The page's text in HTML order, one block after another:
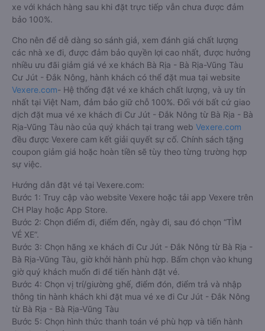
xe với khách hàng sau khi đặt trực tiếp vẫn chưa được đảm
bảo 100%.
Cho nên để dễ dàng so sánh giá, xem đánh giá chất lượng
các nhà xe đi, được đảm bảo quyền lợi cao nhất, được hưởng
nhiều ưu đãi giảm giá vé xe khách Bà Rịa - Bà Rịa-Vũng Tàu
Cư Jút - Đắk Nông, hành khách có thể đặt mua tại website
Vexere.com- Hệ thống đặt vé xe khách chất lượng, và uy tín
nhất tại Việt Nam, đảm bảo giữ chỗ 100%. Đối với bất cứ giao
dịch đặt mua vé xe khách đi Cư Jút - Đắk Nông từ Bà Rịa - Bà
Rịa-Vũng Tàu nào của quý khách tại trang web Vexere.com
đều được Vexere cam kết giải quyết sự cố. Chính sách tặng
coupon giảm giá hoặc hoàn tiền sẽ tùy theo từng trường hợp
sự việc.
Hướng dẫn đặt vé tại Vexere.com:
Bước 1: Truy cập vào website Vexere hoặc tải app Vexere trên
CH Play hoặc App Store.
Bước 2: Chọn điểm đi, điểm đến, ngày đi, sau đó chọn “TÌM
VÉ XE”.
Bước 3: Chọn hãng xe khách đi Cư Jút - Đắk Nông từ Bà Rịa -
Bà Rịa-Vũng Tàu, giờ khởi hành phù hợp. Bấm chọn vào khung
giờ quý khách muốn đi để tiến hành đặt vé.
Bước 4: Chọn vị trí/giường ghế, điểm đón, điểm trả và nhập
thông tin hành khách khi đặt mua vé xe đi Cư Jút - Đắk Nông
từ Bà Rịa - Bà Rịa-Vũng Tàu
Bước 5: Chọn hình thức thanh toán vé phù hợp và tiến hành